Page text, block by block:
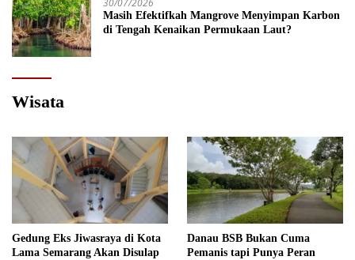
30/07/2026
Masih Efektifkah Mangrove Menyimpan Karbon
di Tengah Kenaikan Permukaan Laut?
Wisata
Gedung Eks Jiwasraya di Kota
Lama Semarang Akan Disulap
Danau BSB Bukan Cuma
Pemanis tapi Punya Peran